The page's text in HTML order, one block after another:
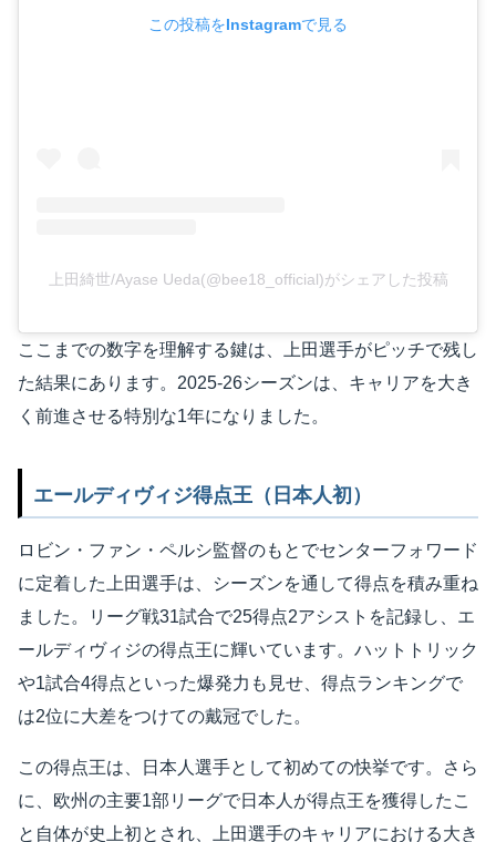
この投稿をInstagramで見る
上田綺世/Ayase Ueda(@bee18_official)がシェアした投稿
ここまでの数字を理解する鍵は、上田選手がピッチで残し
た結果にあります。2025-26シーズンは、キャリアを大き
く前進させる特別な1年になりました。
エールディヴィジ得点王（日本人初）
ロビン・ファン・ペルシ監督のもとでセンターフォワード
に定着した上田選手は、シーズンを通して得点を積み重ね
ました。リーグ戦31試合で25得点2アシストを記録し、エ
ールディヴィジの得点王に輝いています。ハットトリック
や1試合4得点といった爆発力も見せ、得点ランキングで
は2位に大差をつけての戴冠でした。
この得点王は、日本人選手として初めての快挙です。さら
に、欧州の主要1部リーグで日本人が得点王を獲得したこ
と自体が史上初とされ、上田選手のキャリアにおける大き